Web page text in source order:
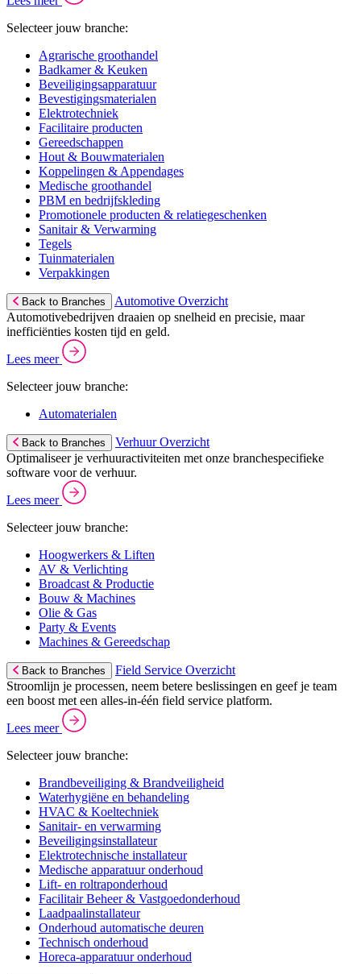
Selecteer jouw branche:
Agrarische groothandel
Badkamer & Keuken
Beveiligingsapparatuur
Bevestigingsmaterialen
Elektrotechniek
Facilitaire producten
Gereedschappen
Hout & Bouwmaterialen
Koppelingen & Appendages
Medische groothandel
PBM en bedrijfskleding
Promotionele producten & relatiegeschenken
Sanitair & Verwarming
Tegels
Tuinmaterialen
Verpakkingen
Back to Branches
Automotive Overzicht
Automotivebedrijven draaien op snelheid en precisie, maar
inefficiënties kosten tijd en geld.
Lees meer
Selecteer jouw branche:
Automaterialen
Back to Branches
Verhuur Overzicht
Optimaliseer je verhuuractiviteiten met onze branchespecifieke
software voor de verhuur.
Lees meer
Selecteer jouw branche:
Hoogwerkers & Liften
AV & Verlichting
Broadcast & Productie
Bouw & Machines
Olie & Gas
Party & Events
Machines & Gereedschap
Back to Branches
Field Service Overzicht
Stroomlijn je processen, neem betere beslissingen en geef je team
een boost met een alles-in-één field service platform.
Lees meer
Selecteer jouw branche:
Brandbeveiliging & Brandveiligheid
Waterhygiëne en behandeling
HVAC & Koeltechniek
Sanitair- en verwarming
Beveiligingsinstallateur
Elektrotechnische installateur
Medische apparatuur onderhoud
Lift- en roltraponderhoud
Facilitair Beheer & Vastgoedonderhoud
Laadpaalinstallateur
Onderhoud automatische deuren
Technisch onderhoud
Horeca-apparatuur onderhoud